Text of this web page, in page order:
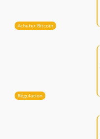
Acheter Bitcoin
Régulation